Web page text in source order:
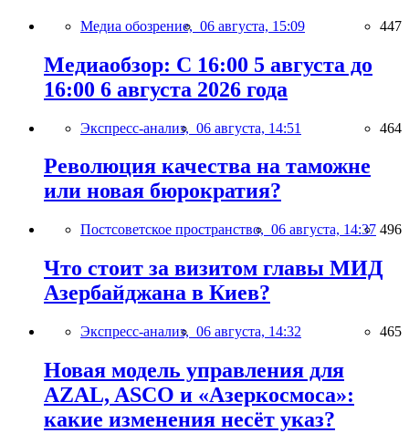
Медиа обозрение, 06 августа, 15:09 447
Медиаобзор: С 16:00 5 августа до
16:00 6 августа 2026 года
Экспресс-анализ, 06 августа, 14:51 464
Революция качества на таможне
или новая бюрократия?
Постсоветское пространство, 06 августа, 14:37 496
Что стоит за визитом главы МИД
Азербайджана в Киев?
Экспресс-анализ, 06 августа, 14:32 465
Новая модель управления для
AZAL, ASCO и «Азеркосмоса»:
какие изменения несёт указ?